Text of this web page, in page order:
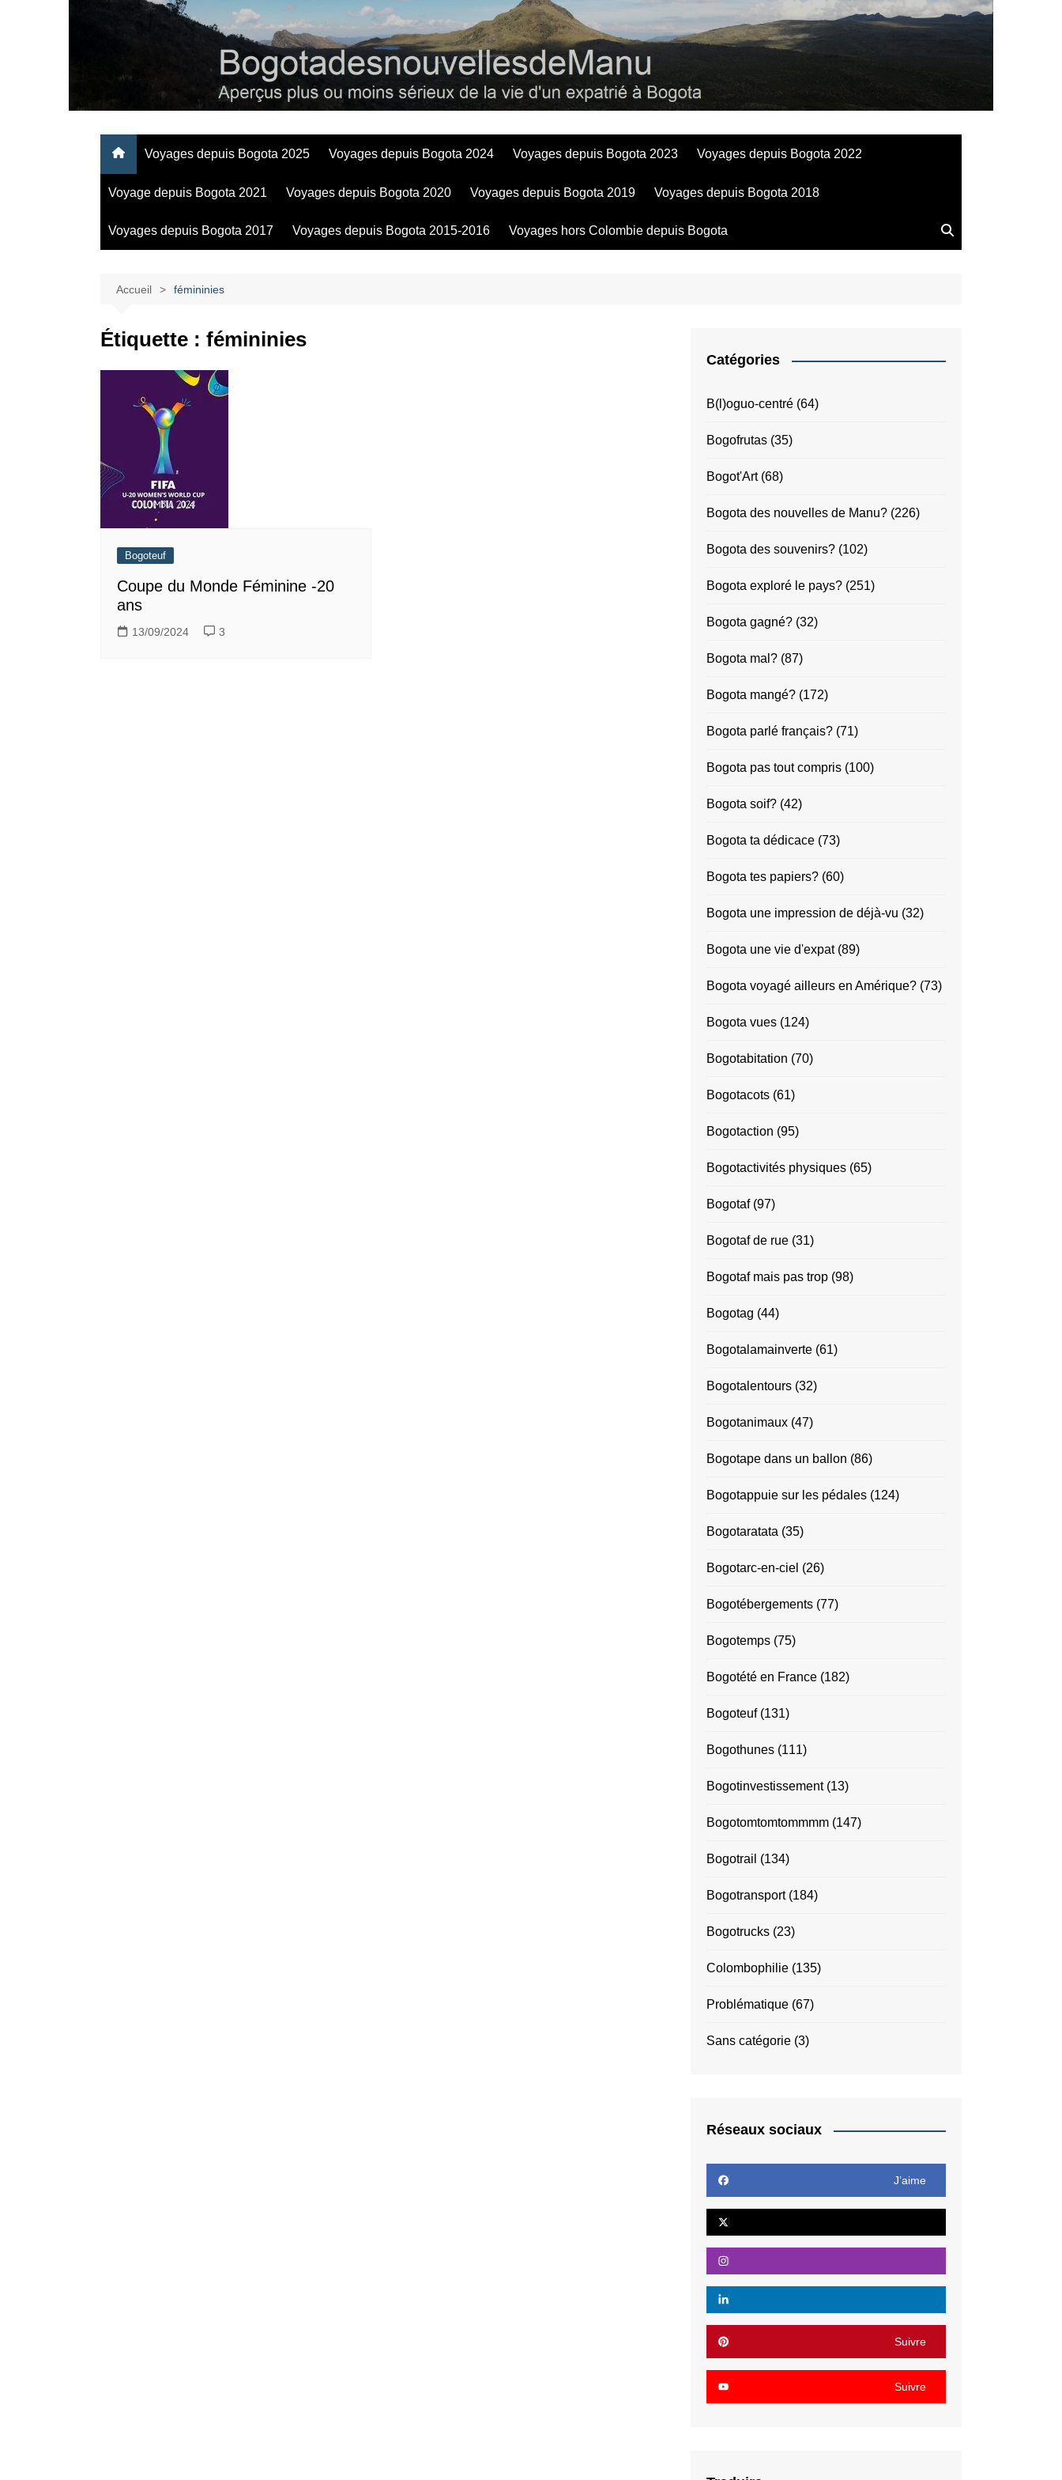
BogotadesnouvellesdeManu
Regards personnels sur la vie d’expatrié à Bogota
Voyages depuis Bogota 2025 Voyages depuis Bogota 2024 Voyages depuis Bogota 2023 Voyages depuis Bogota 2022
Voyage depuis Bogota 2021 Voyages depuis Bogota 2020 Voyages depuis Bogota 2019 Voyages depuis Bogota 2018
Voyages depuis Bogota 2017 Voyages depuis Bogota 2015-2016 Voyages hors Colombie depuis Bogota
Accueil fémininies
Étiquette : fémininies
Bogoteuf
Coupe du Monde Féminine -20
ans
13/09/2024 3
Catégories
B(l)oguo-centré(64)
Bogofrutas(35)
Bogot'Art(68)
Bogota des nouvelles de Manu?(226)
Bogota des souvenirs?(102)
Bogota exploré le pays?(251)
Bogota gagné?(32)
Bogota mal?(87)
Bogota mangé?(172)
Bogota parlé français?(71)
Bogota pas tout compris(100)
Bogota soif?(42)
Bogota ta dédicace(73)
Bogota tes papiers?(60)
Bogota une impression de déjà-vu (32)
Bogota une vie d'expat(89)
Bogota voyagé ailleurs en Amérique?(73)
Bogota vues(124)
Bogotabitation (70)
Bogotacots(61)
Bogotaction (95)
Bogotactivités physiques(65)
Bogotaf(97)
Bogotaf de rue(31)
Bogotaf mais pas trop(98)
Bogotag (44)
Bogotalamainverte(61)
Bogotalentours(32)
Bogotanimaux(47)
Bogotape dans un ballon (86)
Bogotappuie sur les pédales(124)
Bogotaratata (35)
Bogotarc-en-ciel (26)
Bogotébergements(77)
Bogotemps(75)
Bogotété en France(182)
Bogoteuf(131)
Bogothunes(111)
Bogotinvestissement(13)
Bogotomtomtommmm(147)
Bogotrail (134)
Bogotransport(184)
Bogotrucks(23)
Colombophilie(135)
Problématique(67)
Sans catégorie(3)
Réseaux sociaux
J’aime
Suivre
Suivre